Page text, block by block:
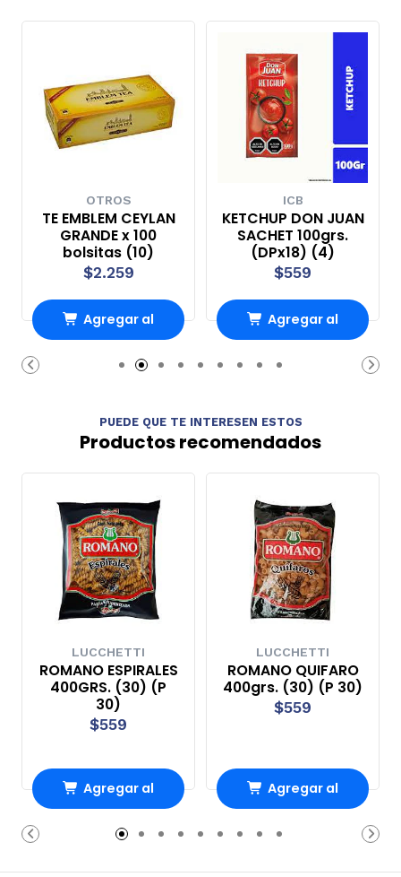
OTROS
TE EMBLEM CEYLAN
GRANDE x 100
bolsitas (10)
$2.259
Agregar al
Carro
ICB
KETCHUP DON JUAN
SACHET 100grs.
(DPx18) (4)
$559
Agregar al
Carro
PUEDE QUE TE INTERESEN ESTOS
Productos recomendados
LUCCHETTI
ROMANO ESPIRALES
400GRS. (30) (P
30)
$559
Agregar al
Carro
LUCCHETTI
ROMANO QUIFARO
400grs. (30) (P 30)
$559
Agregar al
Carro